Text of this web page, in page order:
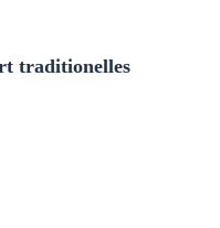
traditionelles